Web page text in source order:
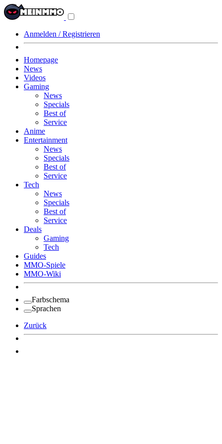
Anmelden / Registrieren
Homepage
News
Videos
Gaming
News
Specials
Best of
Service
Anime
Entertainment
News
Specials
Best of
Service
Tech
News
Specials
Best of
Service
Deals
Gaming
Tech
Guides
MMO-Spiele
MMO-Wiki
Farbschema
Sprachen
Zurück